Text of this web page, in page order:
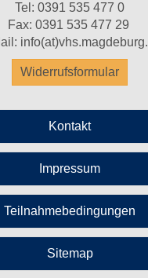
Tel: 0391 535 477 0
Fax: 0391 535 477 29
Widerrufsformular
Kontakt
Impressum
Teilnahmebedingungen
Sitemap